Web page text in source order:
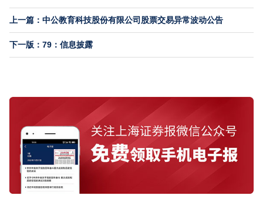
上一篇：中公教育科技股份有限公司股票交易异常波动公告
下一版：79：信息披露